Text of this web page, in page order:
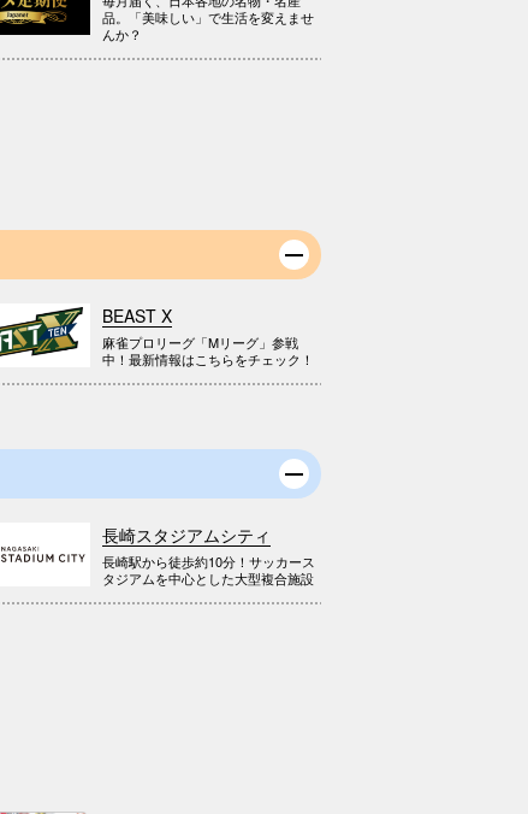
品。「美味しい」で生活を変えませ
んか？
BEAST X
麻雀プロリーグ「Mリーグ」参戦
中！最新情報はこちらをチェック！
長崎スタジアムシティ
長崎駅から徒歩約10分！サッカース
タジアムを中心とした大型複合施設